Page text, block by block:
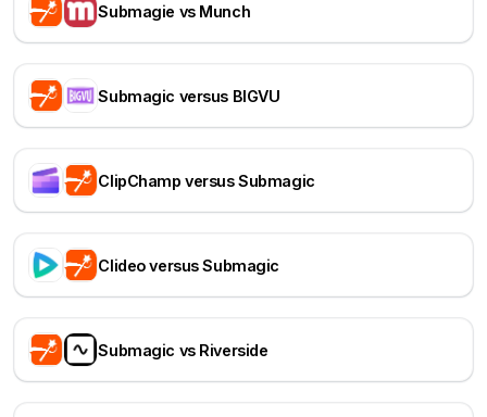
Submagie vs Munch
Submagic versus BIGVU
ClipChamp versus Submagic
Clideo versus Submagic
Submagic vs Riverside